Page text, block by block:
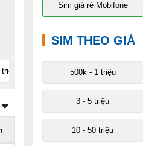
100 - 200 triệu 200 - 400
Sim giá rẻ Mobifone
SIM THEO GIÁ
500k - 1 triệu
3 - 5 triệu
10 - 50 triệu